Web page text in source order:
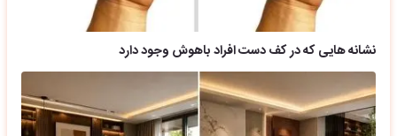
نشانه هایی که در کف دست افراد باهوش وجود دارد